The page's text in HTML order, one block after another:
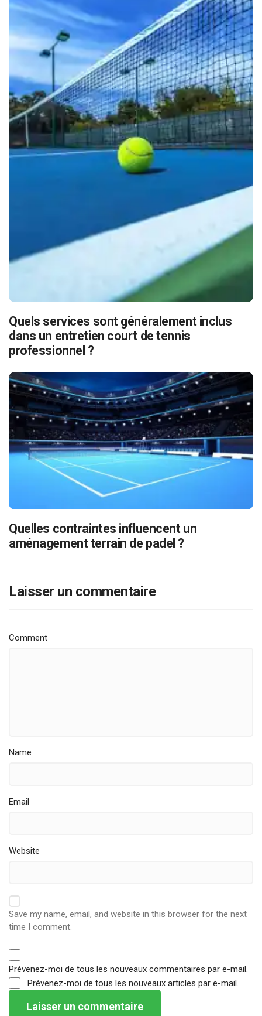
Quels services sont généralement inclus
dans un entretien court de tennis
professionnel ?
Quelles contraintes influencent un
aménagement terrain de padel ?
Laisser un commentaire
Comment
Name
Email
Website
Save my name, email, and website in this browser for the next
time I comment.
Prévenez-moi de tous les nouveaux commentaires par e-mail.
Prévenez-moi de tous les nouveaux articles par e-mail.